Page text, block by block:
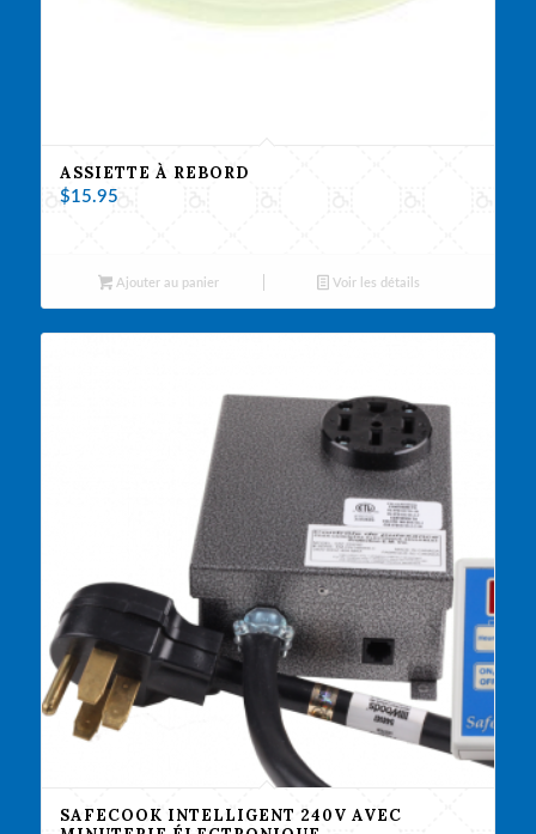
ASSIETTE À REBORD
$15.95
Ajouter au panier Voir les détails
SAFECOOK INTELLIGENT 240V AVEC